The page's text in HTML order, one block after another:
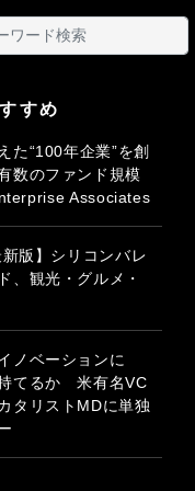
すめ
た“100年企業”を創
数のファンド規模
Associates
新版】シリコンバレ
、観光・グルメ・
ノベーションに
持てるか 米有名VC
タリストMDに単独